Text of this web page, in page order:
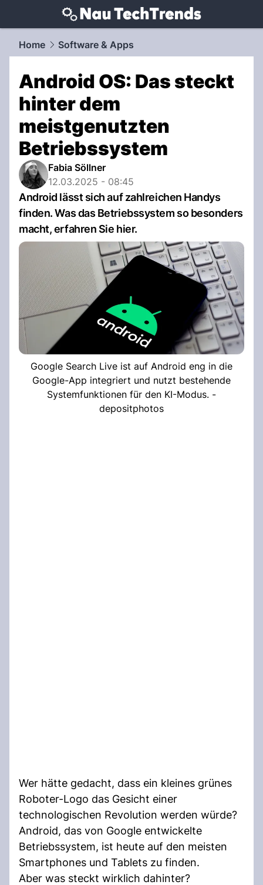
techtrends.NAU.ch
Home Software & Apps
Android OS: Das steckt
hinter dem
meistgenutzten
Betriebssystem
Fabia Söllner
12.03.2025 - 08:45
Android lässt sich auf zahlreichen Handys
finden. Was das Betriebssystem so besonders
macht, erfahren Sie hier.
Google Search Live ist auf Android eng in die
Google-App integriert und nutzt bestehende
Systemfunktionen für den KI-Modus. -
depositphotos
Wer hätte gedacht, dass ein kleines grünes
Roboter-Logo das Gesicht einer
technologischen Revolution werden würde?
Android, das von Google entwickelte
Betriebssystem, ist heute auf den meisten
Smartphones und Tablets zu finden.
Aber was steckt wirklich dahinter?